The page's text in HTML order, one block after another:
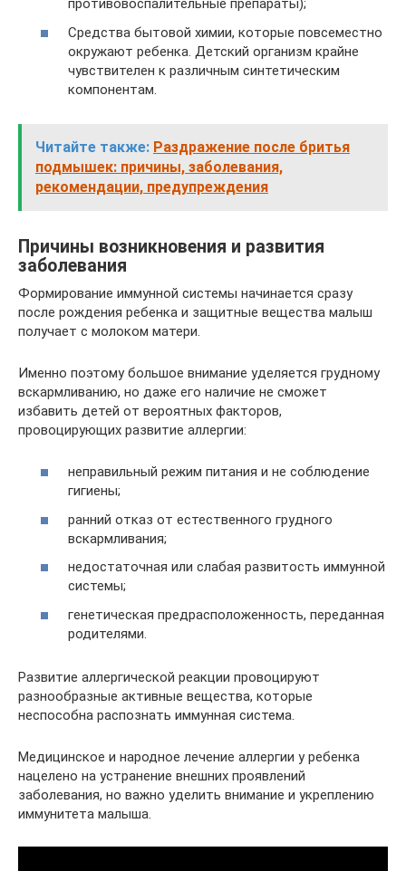
противовоспалительные препараты);
Средства бытовой химии, которые повсеместно
окружают ребенка. Детский организм крайне
чувствителен к различным синтетическим
компонентам.
Читайте также: Раздражение после бритья
подмышек: причины, заболевания,
рекомендации, предупреждения
Причины возникновения и развития
заболевания
Формирование иммунной системы начинается сразу
после рождения ребенка и защитные вещества малыш
получает с молоком матери.
Именно поэтому большое внимание уделяется грудному
вскармливанию, но даже его наличие не сможет
избавить детей от вероятных факторов,
провоцирующих развитие аллергии:
неправильный режим питания и не соблюдение
гигиены;
ранний отказ от естественного грудного
вскармливания;
недостаточная или слабая развитость иммунной
системы;
генетическая предрасположенность, переданная
родителями.
Развитие аллергической реакции провоцируют
разнообразные активные вещества, которые
неспособна распознать иммунная система.
Медицинское и народное лечение аллергии у ребенка
нацелено на устранение внешних проявлений
заболевания, но важно уделить внимание и укреплению
иммунитета малыша.